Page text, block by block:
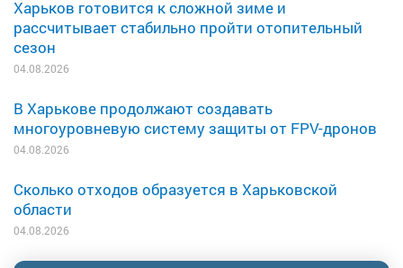
Харьков готовится к сложной зиме и
рассчитывает стабильно пройти отопительный
сезон
04.08.2026
В Харькове продолжают создавать
многоуровневую систему защиты от FPV-дронов
04.08.2026
Сколько отходов образуется в Харьковской
области
04.08.2026